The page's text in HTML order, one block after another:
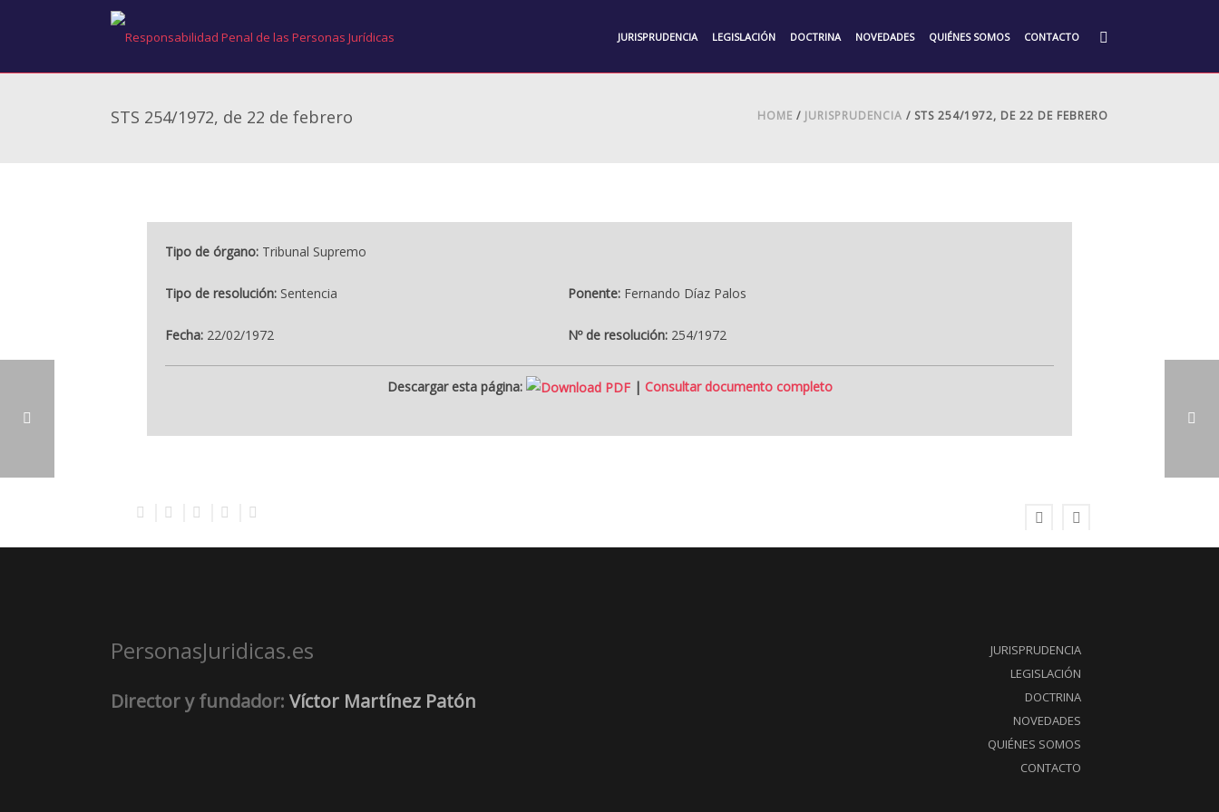
JURISPRUDENCIA LEGISLACIÓN DOCTRINA NOVEDADES QUIÉNES SOMOS CONTACTO
STS 254/1972, de 22 de febrero HOME / JURISPRUDENCIA / STS 254/1972, DE 22 DE FEBRERO
Tipo de órgano: Tribunal Supremo
Tipo de resolución: Sentencia
Fecha: 22/02/1972
Ponente: Fernando Díaz Palos
Nº de resolución: 254/1972
Descargar esta página: | Consultar documento completo
PersonasJuridicas.es
Director y fundador: Víctor Martínez Patón
JURISPRUDENCIA
LEGISLACIÓN
DOCTRINA
NOVEDADES
QUIÉNES SOMOS
CONTACTO